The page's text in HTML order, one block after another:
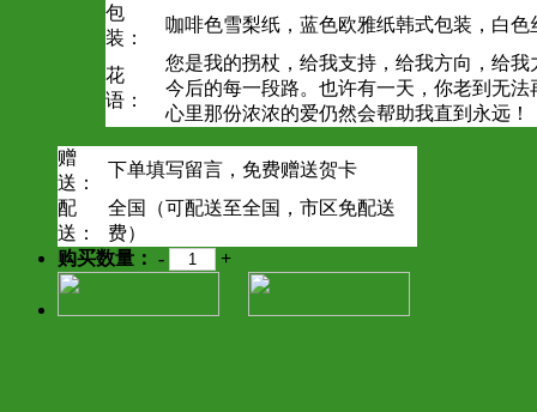
包
装：
咖啡色雪梨纸，蓝色欧雅纸韩式包装，白色
花
语：
您是我的拐杖，给我支持，给我方向，给我
今后的每一段路。也许有一天，你老到无法
心里那份浓浓的爱仍然会帮助我直到永远！
赠
送：
下单填写留言，免费赠送贺卡
配
送：
全国（可配送至全国，市区免配送
费）
购买数量： - +